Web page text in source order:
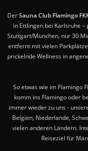
DerSauna Club Flamingo
in Ettlingen bei Karlsruhe
Stuttgart/München, nur 30
entfernt mit vielen
prickelnde Wellness in
So etwas wie im Flamingo
komm ins Flamingo oder
immer wieder zu uns -
Belgien, Niederlande,
vielen anderen Ländern.
Reiseziel für